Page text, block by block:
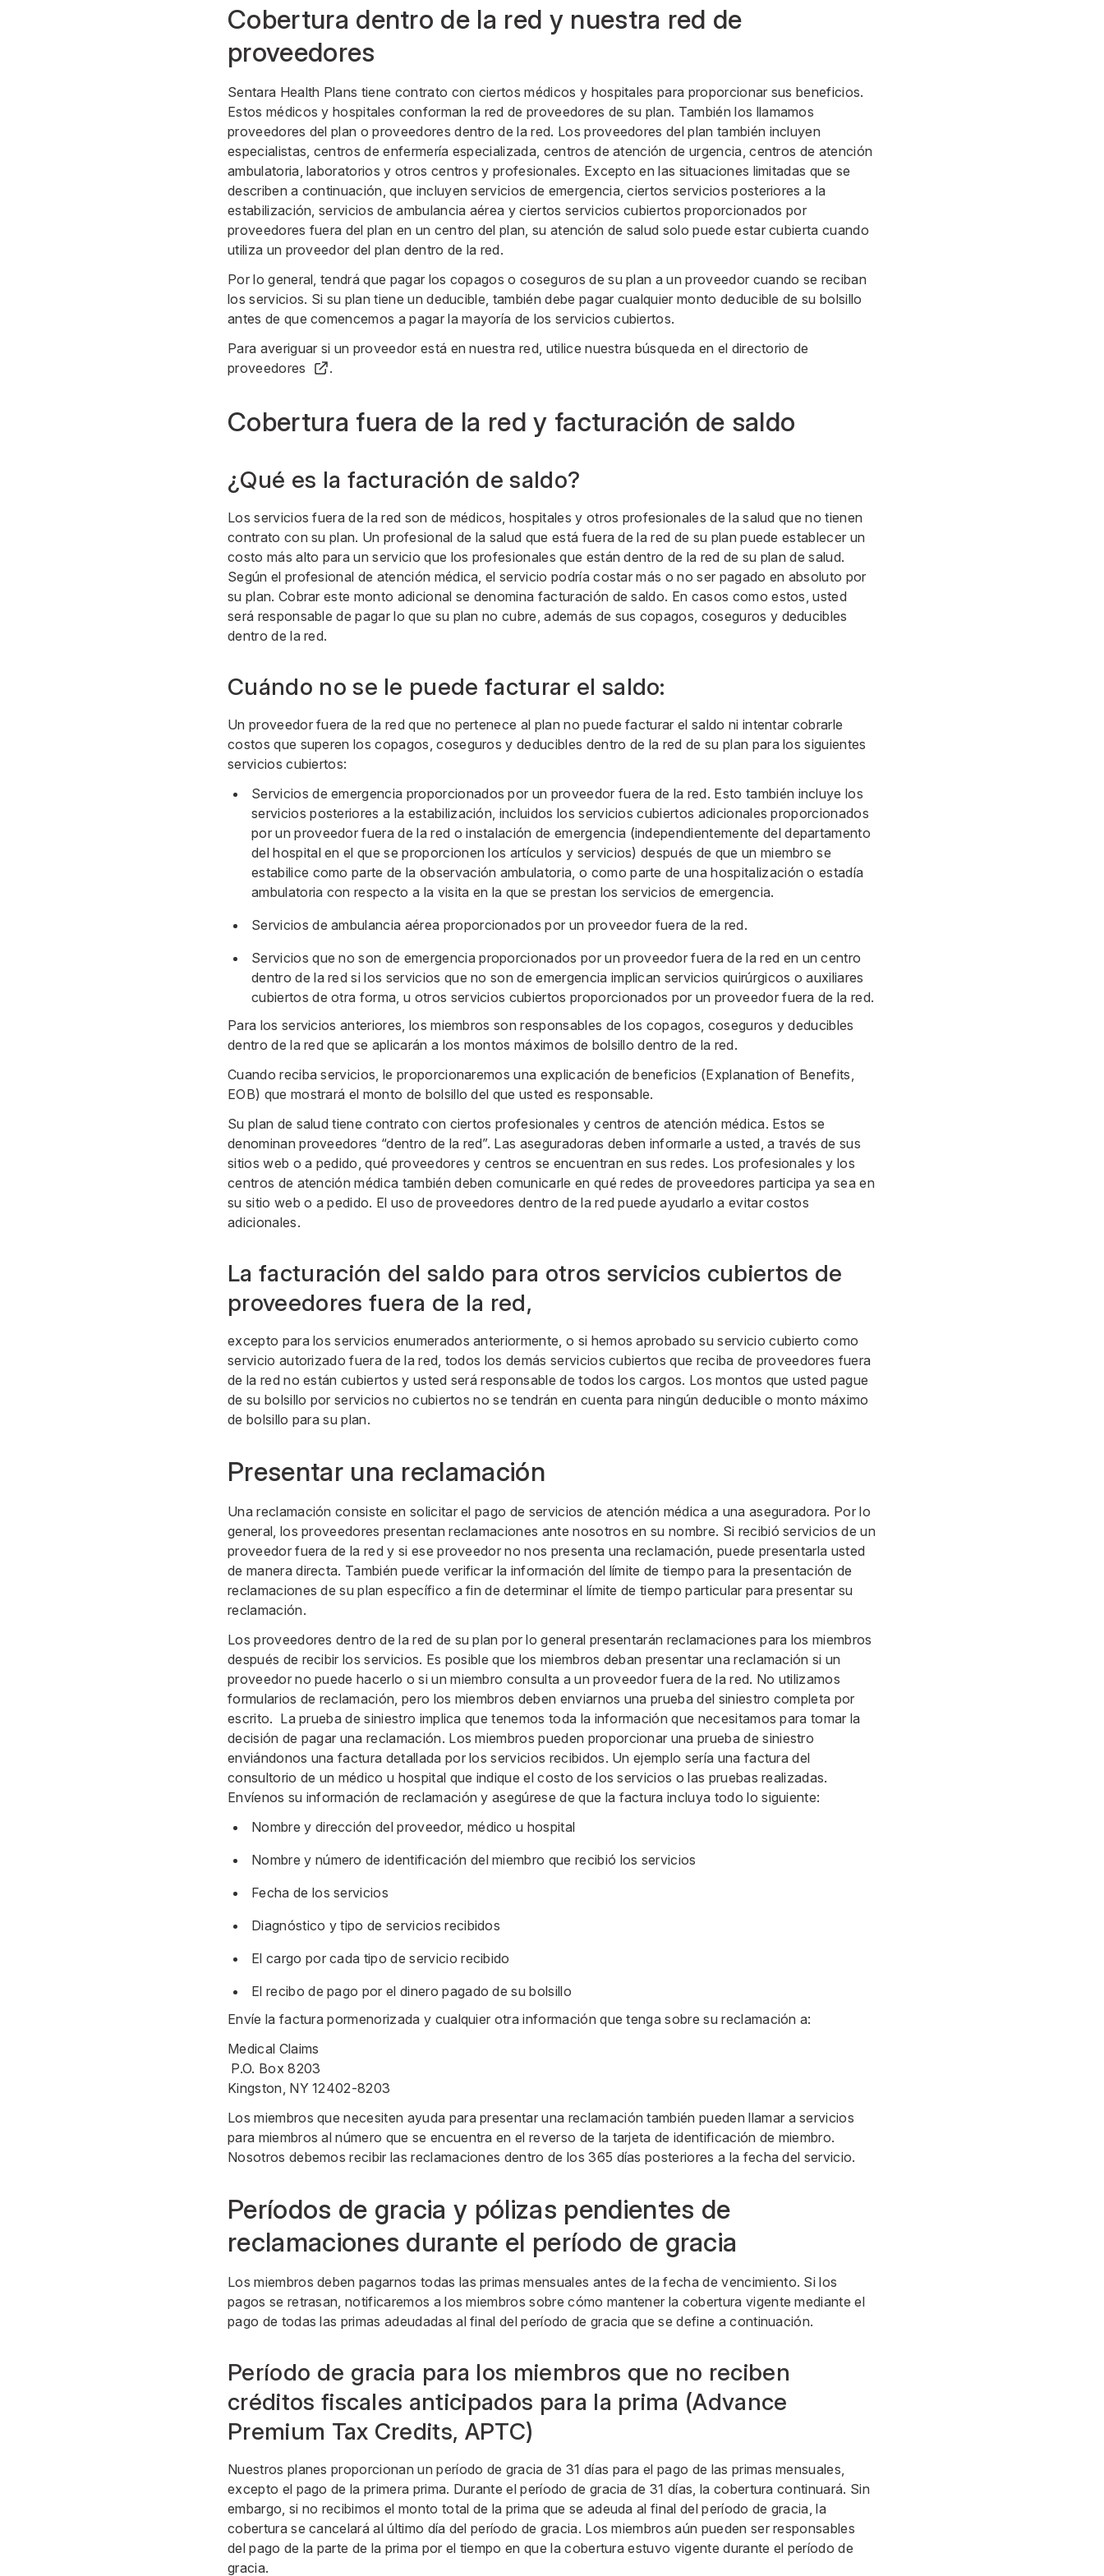
Cobertura dentro de la red y nuestra red de
proveedores
Sentara Health Plans tiene contrato con ciertos médicos y hospitales para proporcionar sus beneficios.
Estos médicos y hospitales conforman la red de proveedores de su plan. También los llamamos
proveedores del plan o proveedores dentro de la red. Los proveedores del plan también incluyen
especialistas, centros de enfermería especializada, centros de atención de urgencia, centros de atención
ambulatoria, laboratorios y otros centros y profesionales. Excepto en las situaciones limitadas que se
describen a continuación, que incluyen servicios de emergencia, ciertos servicios posteriores a la
estabilización, servicios de ambulancia aérea y ciertos servicios cubiertos proporcionados por
proveedores fuera del plan en un centro del plan, su atención de salud solo puede estar cubierta cuando
utiliza un proveedor del plan dentro de la red.
Por lo general, tendrá que pagar los copagos o coseguros de su plan a un proveedor cuando se reciban
los servicios. Si su plan tiene un deducible, también debe pagar cualquier monto deducible de su bolsillo
antes de que comencemos a pagar la mayoría de los servicios cubiertos.
Para averiguar si un proveedor está en nuestra red, utilice nuestra búsqueda en el directorio de
proveedores
.
Cobertura fuera de la red y facturación de saldo
¿Qué es la facturación de saldo?
Los servicios fuera de la red son de médicos, hospitales y otros profesionales de la salud que no tienen
contrato con su plan. Un profesional de la salud que está fuera de la red de su plan puede establecer un
costo más alto para un servicio que los profesionales que están dentro de la red de su plan de salud.
Según el profesional de atención médica, el servicio podría costar más o no ser pagado en absoluto por
su plan. Cobrar este monto adicional se denomina facturación de saldo. En casos como estos, usted
será responsable de pagar lo que su plan no cubre, además de sus copagos, coseguros y deducibles
dentro de la red.
Cuándo no se le puede facturar el saldo:
Un proveedor fuera de la red que no pertenece al plan no puede facturar el saldo ni intentar cobrarle
costos que superen los copagos, coseguros y deducibles dentro de la red de su plan para los siguientes
servicios cubiertos:
Servicios de emergencia proporcionados por un proveedor fuera de la red. Esto también incluye los
servicios posteriores a la estabilización, incluidos los servicios cubiertos adicionales proporcionados
por un proveedor fuera de la red o instalación de emergencia (independientemente del departamento
del hospital en el que se proporcionen los artículos y servicios) después de que un miembro se
estabilice como parte de la observación ambulatoria, o como parte de una hospitalización o estadía
ambulatoria con respecto a la visita en la que se prestan los servicios de emergencia.
Servicios de ambulancia aérea proporcionados por un proveedor fuera de la red.
Servicios que no son de emergencia proporcionados por un proveedor fuera de la red en un centro
dentro de la red si los servicios que no son de emergencia implican servicios quirúrgicos o auxiliares
cubiertos de otra forma, u otros servicios cubiertos proporcionados por un proveedor fuera de la red.
Para los servicios anteriores, los miembros son responsables de los copagos, coseguros y deducibles
dentro de la red que se aplicarán a los montos máximos de bolsillo dentro de la red.
Cuando reciba servicios, le proporcionaremos una explicación de beneficios (Explanation of Benefits,
EOB) que mostrará el monto de bolsillo del que usted es responsable.
Su plan de salud tiene contrato con ciertos profesionales y centros de atención médica. Estos se
denominan proveedores “dentro de la red”. Las aseguradoras deben informarle a usted, a través de sus
sitios web o a pedido, qué proveedores y centros se encuentran en sus redes. Los profesionales y los
centros de atención médica también deben comunicarle en qué redes de proveedores participa ya sea en
su sitio web o a pedido. El uso de proveedores dentro de la red puede ayudarlo a evitar costos
adicionales.
La facturación del saldo para otros servicios cubiertos de
proveedores fuera de la red,
excepto para los servicios enumerados anteriormente, o si hemos aprobado su servicio cubierto como
servicio autorizado fuera de la red, todos los demás servicios cubiertos que reciba de proveedores fuera
de la red no están cubiertos y usted será responsable de todos los cargos. Los montos que usted pague
de su bolsillo por servicios no cubiertos no se tendrán en cuenta para ningún deducible o monto máximo
de bolsillo para su plan.
Presentar una reclamación
Una reclamación consiste en solicitar el pago de servicios de atención médica a una aseguradora. Por lo
general, los proveedores presentan reclamaciones ante nosotros en su nombre. Si recibió servicios de un
proveedor fuera de la red y si ese proveedor no nos presenta una reclamación, puede presentarla usted
de manera directa. También puede verificar la información del límite de tiempo para la presentación de
reclamaciones de su plan específico a fin de determinar el límite de tiempo particular para presentar su
reclamación.
Los proveedores dentro de la red de su plan por lo general presentarán reclamaciones para los miembros
después de recibir los servicios. Es posible que los miembros deban presentar una reclamación si un
proveedor no puede hacerlo o si un miembro consulta a un proveedor fuera de la red. No utilizamos
formularios de reclamación, pero los miembros deben enviarnos una prueba del siniestro completa por
escrito. La prueba de siniestro implica que tenemos toda la información que necesitamos para tomar la
decisión de pagar una reclamación. Los miembros pueden proporcionar una prueba de siniestro
enviándonos una factura detallada por los servicios recibidos. Un ejemplo sería una factura del
consultorio de un médico u hospital que indique el costo de los servicios o las pruebas realizadas.
Envíenos su información de reclamación y asegúrese de que la factura incluya todo lo siguiente:
Nombre y dirección del proveedor, médico u hospital
Nombre y número de identificación del miembro que recibió los servicios
Fecha de los servicios
Diagnóstico y tipo de servicios recibidos
El cargo por cada tipo de servicio recibido
El recibo de pago por el dinero pagado de su bolsillo
Envíe la factura pormenorizada y cualquier otra información que tenga sobre su reclamación a:
Medical Claims
P.O. Box 8203
Kingston, NY 12402-8203
Los miembros que necesiten ayuda para presentar una reclamación también pueden llamar a servicios
para miembros al número que se encuentra en el reverso de la tarjeta de identificación de miembro.
Nosotros debemos recibir las reclamaciones dentro de los 365 días posteriores a la fecha del servicio.
Períodos de gracia y pólizas pendientes de
reclamaciones durante el período de gracia
Los miembros deben pagarnos todas las primas mensuales antes de la fecha de vencimiento. Si los
pagos se retrasan, notificaremos a los miembros sobre cómo mantener la cobertura vigente mediante el
pago de todas las primas adeudadas al final del período de gracia que se define a continuación.
Período de gracia para los miembros que no reciben
créditos fiscales anticipados para la prima (Advance
Premium Tax Credits, APTC)
Nuestros planes proporcionan un período de gracia de 31 días para el pago de las primas mensuales,
excepto el pago de la primera prima. Durante el período de gracia de 31 días, la cobertura continuará. Sin
embargo, si no recibimos el monto total de la prima que se adeuda al final del período de gracia, la
cobertura se cancelará al último día del período de gracia. Los miembros aún pueden ser responsables
del pago de la parte de la prima por el tiempo en que la cobertura estuvo vigente durante el período de
gracia.